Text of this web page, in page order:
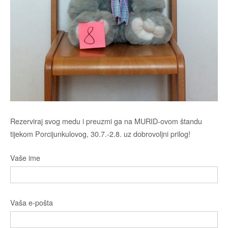
Rezerviraj svog medu i preuzmi ga na MURID-ovom štandu
tijekom Porcijunkulovog, 30.7.-2.8. uz dobrovoljni prilog!
Vaše ime
Vaša e-pošta